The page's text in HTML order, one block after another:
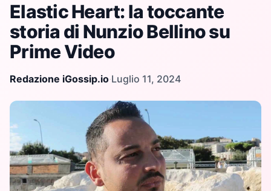
Elastic Heart: la toccante
storia di Nunzio Bellino su
Prime Video
Redazione iGossip.io·Luglio 11, 2024